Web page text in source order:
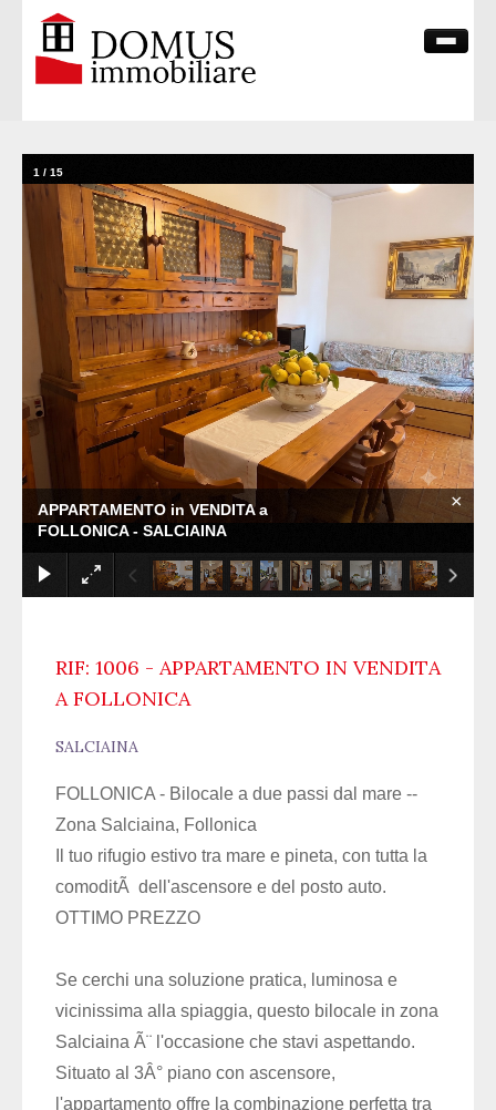
VENDITE
CONTATTI
APPARTAMENTO in VENDITA a
FOLLONICA - SALCIAINA
×
1 / 15
RIF: 1006 - APPARTAMENTO IN VENDITA
A FOLLONICA
SALCIAINA
FOLLONICA - Bilocale a due passi dal mare --
Zona Salciaina, Follonica
Il tuo rifugio estivo tra mare e pineta, con tutta la
comoditÃ dell'ascensore e del posto auto.
OTTIMO PREZZO
Se cerchi una soluzione pratica, luminosa e
vicinissima alla spiaggia, questo bilocale in zona
Salciaina Ã¨ l'occasione che stavi aspettando.
Situato al 3Â° piano con ascensore,
l'appartamento offre la combinazione perfetta tra